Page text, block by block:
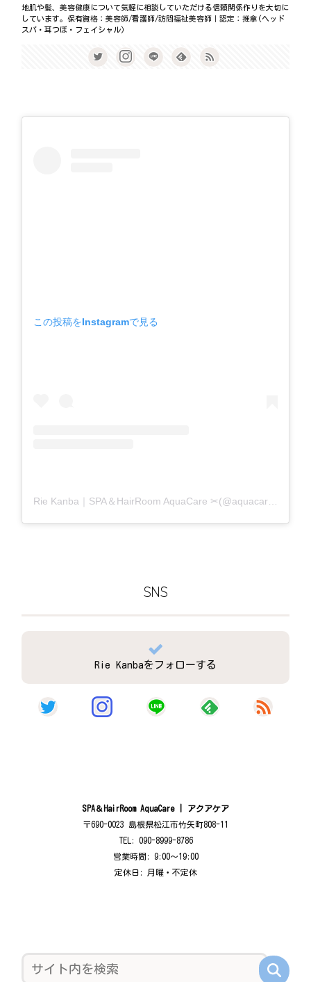
地肌や髪、美容健康について気軽に相談していただける信頼関係作りを大切に
しています。保有資格：美容師/看護師/訪問福祉美容師｜認定：推拿(ヘッド
スパ・耳つぼ・フェイシャル)
この投稿をInstagramで見る
SNS
Rie Kanbaをフォローする
SPA＆HairRoom AquaCare | アクアケア
〒690-0023 島根県松江市竹矢町808-11
TEL: 090-8999-8786
営業時間: 9:00〜19:00
定休日: 月曜・不定休